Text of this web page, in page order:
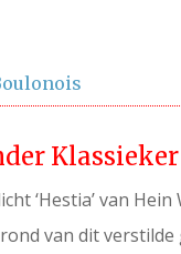
‘Hestia’ van
van dit